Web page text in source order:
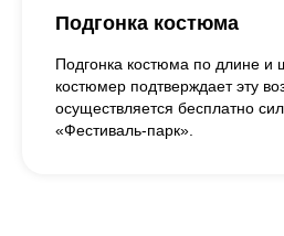
Подгонка костюма
Подгонка костюма по длине и
костюмер подтверждает эту
осуществляется бесплатно
«Фестиваль-парк».